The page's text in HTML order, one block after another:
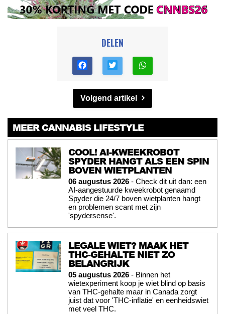
DELEN
Volgend artikel
MEER CANNABIS LIFESTYLE
COOL! AI-KWEEKROBOT
SPYDER HANGT ALS EEN SPIN
BOVEN WIETPLANTEN
06 augustus 2026 - Check dit uit dan: een
AI-aangestuurde kweekrobot genaamd
Spyder die 24/7 boven wietplanten hangt
en problemen scant met zijn
'spydersense'.
LEGALE WIET? MAAK HET
THC-GEHALTE NIET ZO
BELANGRIJK
05 augustus 2026 - Binnen het
wietexperiment koop je wiet blind op basis
van THC-gehalte maar in Canada zorgt
juist dat voor 'THC-inflatie' en eenheidswiet
met veel THC.